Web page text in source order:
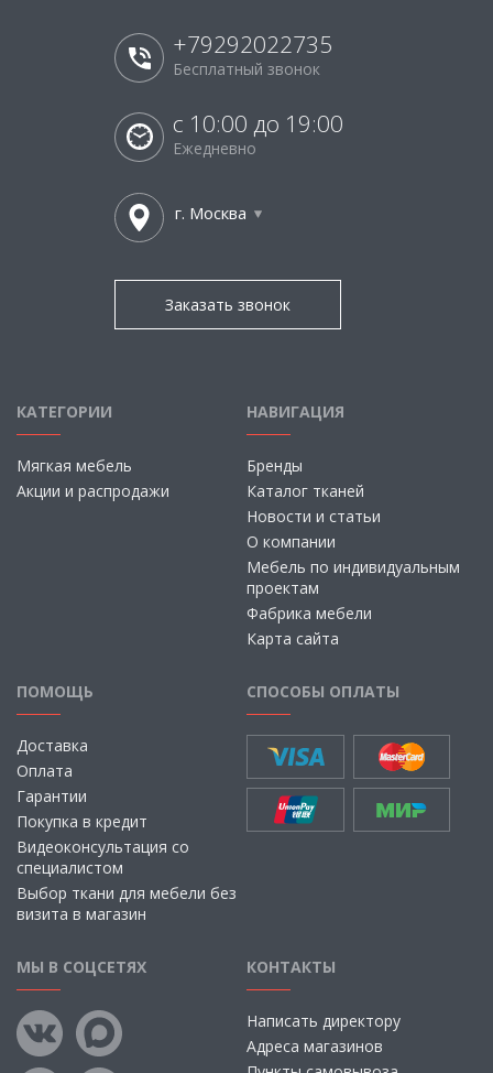
+79292022735
Бесплатный звонок
с 10:00 до 19:00
Ежедневно
г. Москва
Заказать звонок
КАТЕГОРИИ
Мягкая мебель
Акции и распродажи
НАВИГАЦИЯ
Бренды
Каталог тканей
Новости и статьи
О компании
Мебель по индивидуальным
проектам
Фабрика мебели
Карта сайта
ПОМОЩЬ
Доставка
Оплата
Гарантии
Покупка в кредит
Видеоконсультация со
специалистом
Выбор ткани для мебели без
визита в магазин
СПОСОБЫ ОПЛАТЫ
МЫ В СОЦСЕТЯХ КОНТАКТЫ
Написать директору
Адреса магазинов